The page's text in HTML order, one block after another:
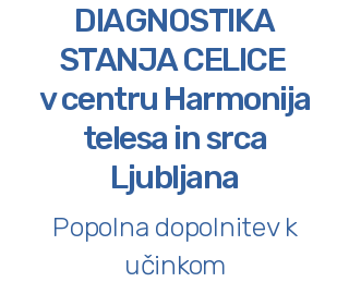
DIAGNOSTIKA
STANJA CELICE
v centru Harmonija
telesa in srca
Ljubljana
Popolna dopolnitev k
učinkom